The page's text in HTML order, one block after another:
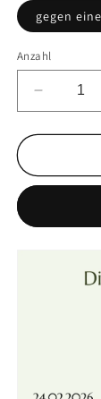
gegen
Anzahl